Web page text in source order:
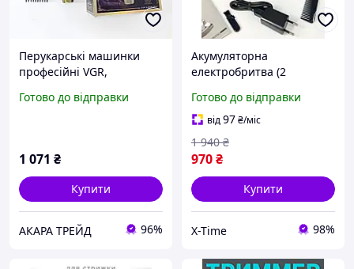
Перукарські машинки
професійні VGR,
машинка для стрижки
Готово до відправки
1 071 ₴
Купити
АКАРА ТРЕЙД 96%
Акумуляторна
електробритва (2
ручна машинка для
стрижки волосся, XTM
Готово до відправки
від97₴/міс
970₴
1 940 ₴
Купити
X-Time 98%